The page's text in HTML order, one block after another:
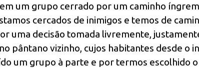
um grupo cerrado por um caminho
cercados de inimigos e temos de
uma decisão tomada livremente,
pântano vizinho, cujos habitantes desde o
um grupo à parte e por termos escolhido o